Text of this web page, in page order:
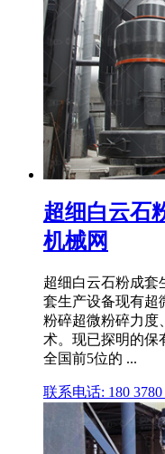
超细白云石
机械网
超细白云石粉成套
套生产设备现有超
粉碎超微粉碎力度
术。现已探明的保
全国前5位的 ...
联系电话: 180 3780